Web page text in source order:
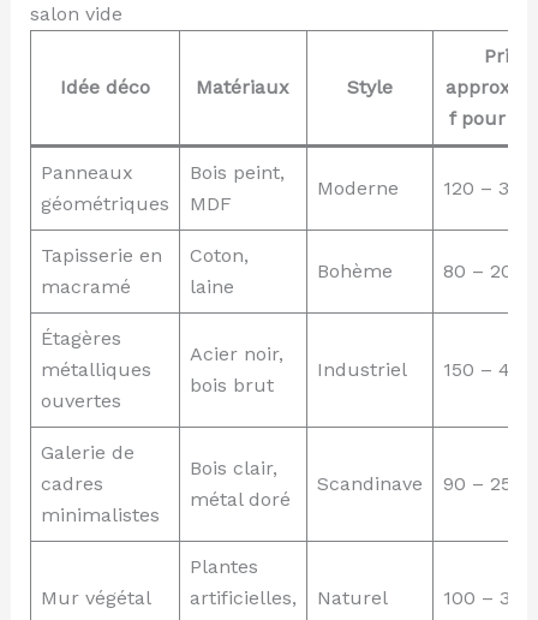
salon vide
Idée déco Matériaux Style
Prix
f pour 2
Panneaux
géométriques
Bois peint,
MDF
Moderne 120 – 350
Tapisserie en
macramé
Coton,
laine
Bohème 80 – 200
Étagères
métalliques
ouvertes
Acier noir,
bois brut
Industriel 150 –
Galerie de
cadres
minimalistes
Bois clair,
métal doré
Scandinave 90 – 250
Mur végétal
Plantes
artificielles,
Naturel 100 –